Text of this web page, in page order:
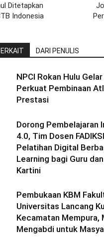
Ditetapkan
Indonesia
DARI PENULIS
NPCI Rokan Hulu
Perkuat Pembinaan
Prestasi
Dorong Pembelajaran
4.0, Tim Dosen
Pelatihan Digital
Learning bagi Guru
Kartini
Pembukaan KBM
Universitas Lancang
Kecamatan Mempura,
Mengabdi untuk